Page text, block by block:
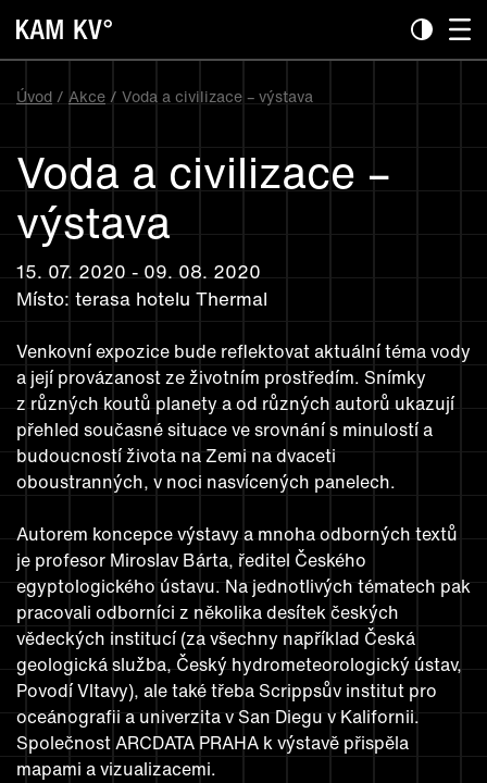
Úvod/ Akce/ Voda a civilizace – výstava
Voda a civilizace –
výstava
15. 07. 2020 - 09. 08. 2020
Místo: terasa hotelu Thermal
Venkovní expozice bude reflektovat aktuální téma vody
a její provázanost ze životním prostředím. Snímky
z různých koutů planety a od různých autorů ukazují
přehled současné situace ve srovnání s minulostí a
budoucností života na Zemi na dvaceti
oboustranných, v noci nasvícených panelech.
Autorem koncepce výstavy a mnoha odborných textů
je profesor Miroslav Bárta, ředitel Českého
egyptologického ústavu. Na jednotlivých tématech pak
pracovali odborníci z několika desítek českých
vědeckých institucí (za všechny například Česká
geologická služba, Český hydrometeorologický ústav,
Povodí Vltavy), ale také třeba Scrippsův institut pro
oceánografii a univerzita v San Diegu v Kalifornii.
Společnost ARCDATA PRAHA k výstavě přispěla
mapami a vizualizacemi.